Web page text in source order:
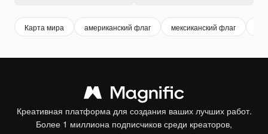
Карта мира американский флаг мексиканский флаг
Креативная платформа для создания ваших лучших работ.
Более 1 миллиона подписчиков среди креаторов,